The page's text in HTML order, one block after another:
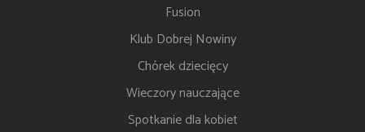
Fusion
Klub Dobrej Nowiny
Chórek dziecięcy
Wieczory nauczające
Spotkanie dla kobiet